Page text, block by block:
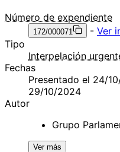
Número de expendiente
172/000071 - Ver
Tipo
Interpelación
Fechas
Presentado el 24/
29/10/2024
Autor
Grupo
Ver más